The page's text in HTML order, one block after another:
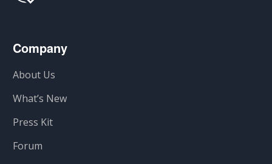
Company
About Us
What’s New
Press Kit
Forum